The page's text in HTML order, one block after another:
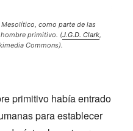
como parte de las
primitivo. (J.G.D. Clark,
Commons).
primitivo había entrado
para establecer